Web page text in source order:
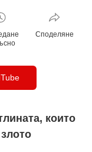
Споделяне
които